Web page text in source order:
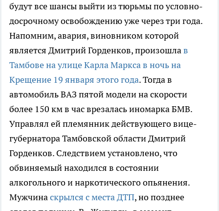
будут все шансы выйти из тюрьмы по условно-
досрочному освобождению уже через три года.
Напомним, авария, виновником которой
является Дмитрий Горденков, произошлав
Тамбове на улице Карла Маркса в ночь на
Крещение 19 января этого года. Тогда в
автомобиль ВАЗ пятой модели на скорости
более 150 км в час врезалась иномарка БМВ.
Управлял ей племянник действующего вице-
губернатора Тамбовской области Дмитрий
Горденков. Следствием установлено, что
обвиняемый находился в состоянии
алкогольного и наркотического опьянения.
Мужчинаскрылся с места ДТП, но позднее